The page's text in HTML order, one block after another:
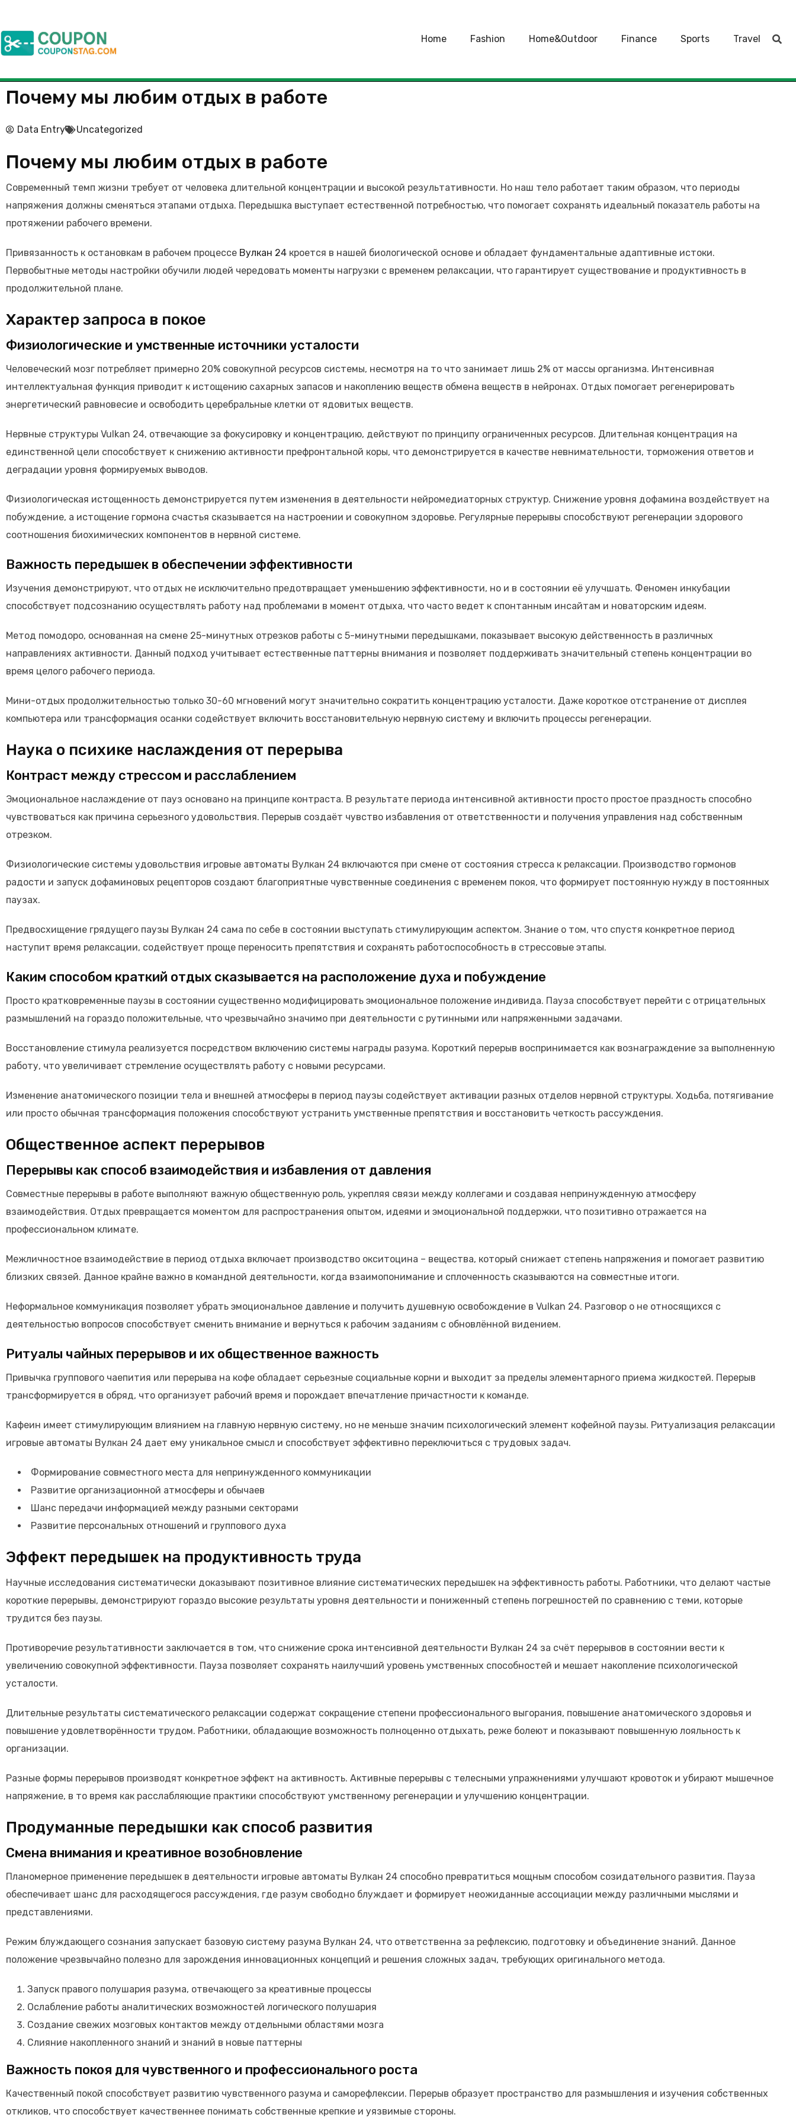
Home Fashion Home&Outdoor Finance Sports Travel
Почему мы любим отдых в работе
Data Entry Uncategorized
Почему мы любим отдых в работе
Современный темп жизни требует от человека длительной концентрации и высокой результативности. Но наш тело работает таким образом, что периоды
напряжения должны сменяться этапами отдыха. Передышка выступает естественной потребностью, что помогает сохранять идеальный показатель работы на
протяжении рабочего времени.
Привязанность к остановкам в рабочем процессе Вулкан 24 кроется в нашей биологической основе и обладает фундаментальные адаптивные истоки.
Первобытные методы настройки обучили людей чередовать моменты нагрузки с временем релаксации, что гарантирует существование и продуктивность в
продолжительной плане.
Характер запроса в покое
Физиологические и умственные источники усталости
Человеческий мозг потребляет примерно 20% совокупной ресурсов системы, несмотря на то что занимает лишь 2% от массы организма. Интенсивная
интеллектуальная функция приводит к истощению сахарных запасов и накоплению веществ обмена веществ в нейронах. Отдых помогает регенерировать
энергетический равновесие и освободить церебральные клетки от ядовитых веществ.
Нервные структуры Vulkan 24, отвечающие за фокусировку и концентрацию, действуют по принципу ограниченных ресурсов. Длительная концентрация на
единственной цели способствует к снижению активности префронтальной коры, что демонстрируется в качестве невнимательности, торможения ответов и
деградации уровня формируемых выводов.
Физиологическая истощенность демонстрируется путем изменения в деятельности нейромедиаторных структур. Снижение уровня дофамина воздействует на
побуждение, а истощение гормона счастья сказывается на настроении и совокупном здоровье. Регулярные перерывы способствуют регенерации здорового
соотношения биохимических компонентов в нервной системе.
Важность передышек в обеспечении эффективности
Изучения демонстрируют, что отдых не исключительно предотвращает уменьшению эффективности, но и в состоянии её улучшать. Феномен инкубации
способствует подсознанию осуществлять работу над проблемами в момент отдыха, что часто ведет к спонтанным инсайтам и новаторским идеям.
Метод помодоро, основанная на смене 25-минутных отрезков работы с 5-минутными передышками, показывает высокую действенность в различных
направлениях активности. Данный подход учитывает естественные паттерны внимания и позволяет поддерживать значительный степень концентрации во
время целого рабочего периода.
Мини-отдых продолжительностью только 30-60 мгновений могут значительно сократить концентрацию усталости. Даже короткое отстранение от дисплея
компьютера или трансформация осанки содействует включить восстановительную нервную систему и включить процессы регенерации.
Наука о психике наслаждения от перерыва
Контраст между стрессом и расслаблением
Эмоциональное наслаждение от пауз основано на принципе контраста. В результате периода интенсивной активности просто простое праздность способно
чувствоваться как причина серьезного удовольствия. Перерыв создаёт чувство избавления от ответственности и получения управления над собственным
отрезком.
Физиологические системы удовольствия игровые автоматы Вулкан 24 включаются при смене от состояния стресса к релаксации. Производство гормонов
радости и запуск дофаминовых рецепторов создают благоприятные чувственные соединения с временем покоя, что формирует постоянную нужду в постоянных
паузах.
Предвосхищение грядущего паузы Вулкан 24 сама по себе в состоянии выступать стимулирующим аспектом. Знание о том, что спустя конкретное период
наступит время релаксации, содействует проще переносить препятствия и сохранять работоспособность в стрессовые этапы.
Каким способом краткий отдых сказывается на расположение духа и побуждение
Просто кратковременные паузы в состоянии существенно модифицировать эмоциональное положение индивида. Пауза способствует перейти с отрицательных
размышлений на гораздо положительные, что чрезвычайно значимо при деятельности с рутинными или напряженными задачами.
Восстановление стимула реализуется посредством включению системы награды разума. Короткий перерыв воспринимается как вознаграждение за выполненную
работу, что увеличивает стремление осуществлять работу с новыми ресурсами.
Изменение анатомического позиции тела и внешней атмосферы в период паузы содействует активации разных отделов нервной структуры. Ходьба, потягивание
или просто обычная трансформация положения способствуют устранить умственные препятствия и восстановить четкость рассуждения.
Общественное аспект перерывов
Перерывы как способ взаимодействия и избавления от давления
Совместные перерывы в работе выполняют важную общественную роль, укрепляя связи между коллегами и создавая непринужденную атмосферу
взаимодействия. Отдых превращается моментом для распространения опытом, идеями и эмоциональной поддержки, что позитивно отражается на
профессиональном климате.
Межличностное взаимодействие в период отдыха включает производство окситоцина – вещества, который снижает степень напряжения и помогает развитию
близких связей. Данное крайне важно в командной деятельности, когда взаимопонимание и сплоченность сказываются на совместные итоги.
Неформальное коммуникация позволяет убрать эмоциональное давление и получить душевную освобождение в Vulkan 24. Разговор о не относящихся с
деятельностью вопросов способствует сменить внимание и вернуться к рабочим заданиям с обновлённой видением.
Ритуалы чайных перерывов и их общественное важность
Привычка группового чаепития или перерыва на кофе обладает серьезные социальные корни и выходит за пределы элементарного приема жидкостей. Перерыв
трансформируется в обряд, что организует рабочий время и порождает впечатление причастности к команде.
Кафеин имеет стимулирующим влиянием на главную нервную систему, но не меньше значим психологический элемент кофейной паузы. Ритуализация релаксации
игровые автоматы Вулкан 24 дает ему уникальное смысл и способствует эффективно переключиться с трудовых задач.
Формирование совместного места для непринужденного коммуникации
Развитие организационной атмосферы и обычаев
Шанс передачи информацией между разными секторами
Развитие персональных отношений и группового духа
Эффект передышек на продуктивность труда
Научные исследования систематически доказывают позитивное влияние систематических передышек на эффективность работы. Работники, что делают частые
короткие перерывы, демонстрируют гораздо высокие результаты уровня деятельности и пониженный степень погрешностей по сравнению с теми, которые
трудится без паузы.
Противоречие результативности заключается в том, что снижение срока интенсивной деятельности Вулкан 24 за счёт перерывов в состоянии вести к
увеличению совокупной эффективности. Пауза позволяет сохранять наилучший уровень умственных способностей и мешает накопление психологической
усталости.
Длительные результаты систематического релаксации содержат сокращение степени профессионального выгорания, повышение анатомического здоровья и
повышение удовлетворённости трудом. Работники, обладающие возможность полноценно отдыхать, реже болеют и показывают повышенную лояльность к
организации.
Разные формы перерывов производят конкретное эффект на активность. Активные перерывы с телесными упражнениями улучшают кровоток и убирают мышечное
напряжение, в то время как расслабляющие практики способствуют умственному регенерации и улучшению концентрации.
Продуманные передышки как способ развития
Смена внимания и креативное возобновление
Планомерное применение передышек в деятельности игровые автоматы Вулкан 24 способно превратиться мощным способом созидательного развития. Пауза
обеспечивает шанс для расходящегося рассуждения, где разум свободно блуждает и формирует неожиданные ассоциации между различными мыслями и
представлениями.
Режим блуждающего сознания запускает базовую систему разума Вулкан 24, что ответственна за рефлексию, подготовку и объединение знаний. Данное
положение чрезвычайно полезно для зарождения инновационных концепций и решения сложных задач, требующих оригинального метода.
Запуск правого полушария разума, отвечающего за креативные процессы
Ослабление работы аналитических возможностей логического полушария
Создание свежих мозговых контактов между отдельными областями мозга
Слияние накопленного знаний и знаний в новые паттерны
Важность покоя для чувственного и профессионального роста
Качественный покой способствует развитию чувственного разума и саморефлексии. Перерыв образует пространство для размышления и изучения собственных
откликов, что способствует качественнее понимать собственные крепкие и уязвимые стороны.